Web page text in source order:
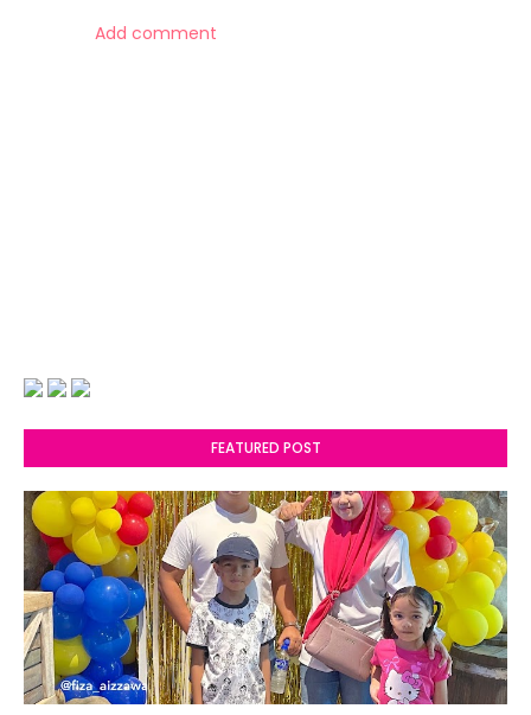
Add comment
FEATURED POST